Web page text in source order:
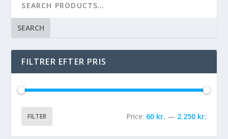
SEARCH
FILTRER EFTER PRIS
FILTER Price: 60 kr. — 2.250 kr.